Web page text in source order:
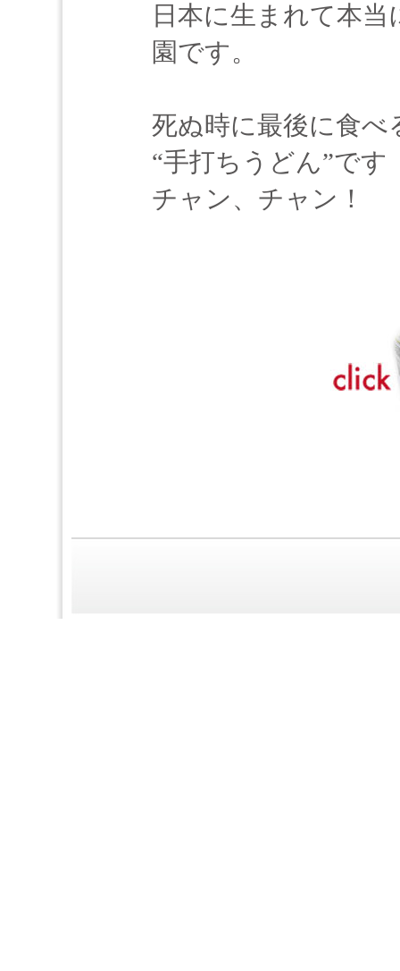
日本に生まれて本
園です。
死ぬ時に最後に食べ
“手打ちうどん”です
チャン、チャン！